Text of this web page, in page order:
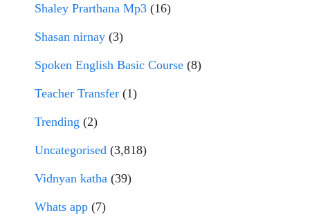
Shaley Prarthana Mp3 (16)
Shasan nirnay (3)
Spoken English Basic Course (8)
Teacher Transfer (1)
Trending (2)
Uncategorised (3,818)
Vidnyan katha (39)
Whats app (7)